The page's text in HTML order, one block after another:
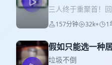
三人终于重聚首！
的ネギ袋： 奈良小
爱纸制品： 右下角
上的名家手笔： 开
美丽天空以及美丽
157分钟 32k+ 1
假如只能选一种
（顺便开奖）- 垃
垃圾不倒